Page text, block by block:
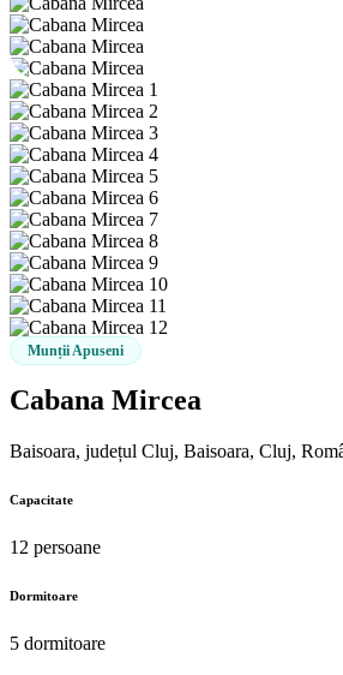
Munții Apuseni
Cabana Mircea
Baisoara, județul Cluj, Baisoara, Cluj,
Capacitate
12 persoane
Dormitoare
5 dormitoare